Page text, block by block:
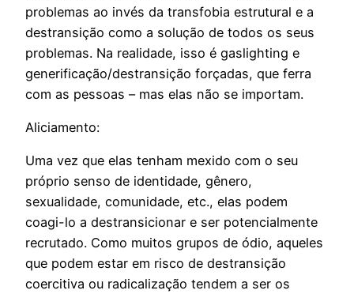
problemas ao invés da transfobia estrutural e a
destransição como a solução de todos os seus
problemas. Na realidade, isso é gaslighting e
generificação/destransição forçadas, que ferra
com as pessoas – mas elas não se importam.
Aliciamento:
Uma vez que elas tenham mexido com o seu
próprio senso de identidade, gênero,
sexualidade, comunidade, etc., elas podem
coagi-lo a destransicionar e ser potencialmente
recrutado. Como muitos grupos de ódio, aqueles
que podem estar em risco de destransição
coercitiva ou radicalização tendem a ser os